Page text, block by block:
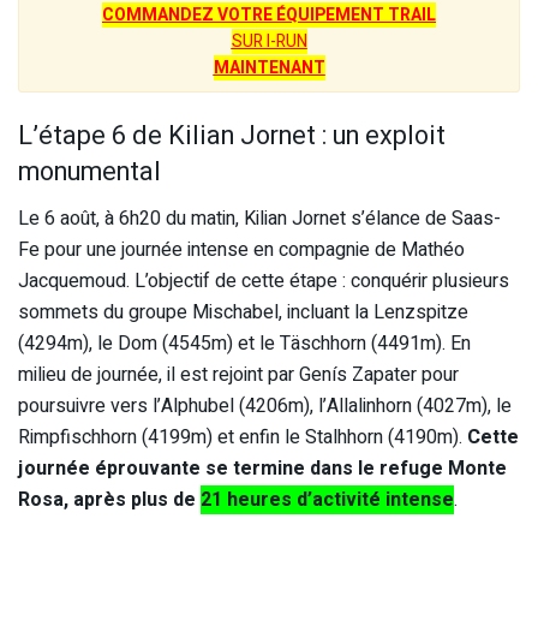
COMMANDEZ VOTRE ÉQUIPEMENT TRAIL
SUR I-RUN
MAINTENANT
L’étape 6 de Kilian Jornet : un exploit
monumental
Le 6 août, à 6h20 du matin, Kilian Jornet s’élance de Saas-
Fe pour une journée intense en compagnie de Mathéo
Jacquemoud. L’objectif de cette étape : conquérir plusieurs
sommets du groupe Mischabel, incluant la Lenzspitze
(4294m), le Dom (4545m) et le Täschhorn (4491m). En
milieu de journée, il est rejoint par Genís Zapater pour
poursuivre vers l’Alphubel (4206m), l’Allalinhorn (4027m), le
Rimpfischhorn (4199m) et enfin le Stalhhorn (4190m). Cette
journée éprouvante se termine dans le refuge Monte
Rosa, après plus de 21 heures d’activité intense.